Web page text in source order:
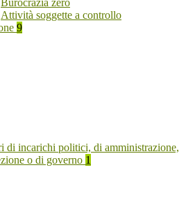
Burocrazia zero
Attività soggette a controllo
9
di incarichi politici, di amministrazione,
o di governo 1